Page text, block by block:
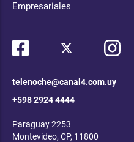
Empresariales
telenoche@canal4.com.uy
+598 2924 4444
Paraguay 2253
Montevideo, CP, 11800